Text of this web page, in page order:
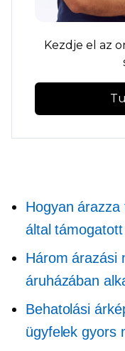
Kezdje el az
Hogyan
által
Három árazási
áruházában
Behatolási
ügyfelek gyors